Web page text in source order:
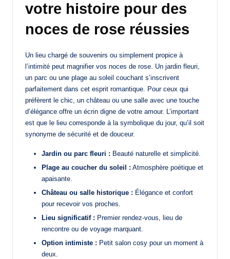
votre histoire pour des
noces de rose réussies
Un lieu chargé de souvenirs ou simplement propice à
l’intimité peut magnifier vos noces de rose. Un jardin fleuri,
un parc ou une plage au soleil couchant s’inscrivent
parfaitement dans cet esprit romantique. Pour ceux qui
préfèrent le chic, un château ou une salle avec une touche
d’élégance offre un écrin digne de votre amour. L’important
est que le lieu corresponde à la symbolique du jour, qu’il soit
synonyme de sécurité et de douceur.
Jardin ou parc fleuri : Beauté naturelle et simplicité.
Plage au coucher du soleil : Atmosphère poétique et
apaisante.
Château ou salle historique : Élégance et confort
pour recevoir vos proches.
Lieu significatif : Premier rendez-vous, lieu de
rencontre ou de voyage marquant.
Option intimiste : Petit salon cosy pour un moment à
deux.